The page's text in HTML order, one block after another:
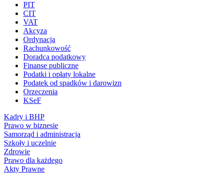
PIT
CIT
VAT
Akcyza
Ordynacja
Rachunkowość
Doradca podatkowy
Finanse publiczne
Podatki i opłaty lokalne
Podatek od spadków i darowizn
Orzeczenia
KSeF
Kadry i BHP
Prawo w biznesie
Samorząd i administracja
Szkoły i uczelnie
Zdrowie
Prawo dla każdego
Akty Prawne